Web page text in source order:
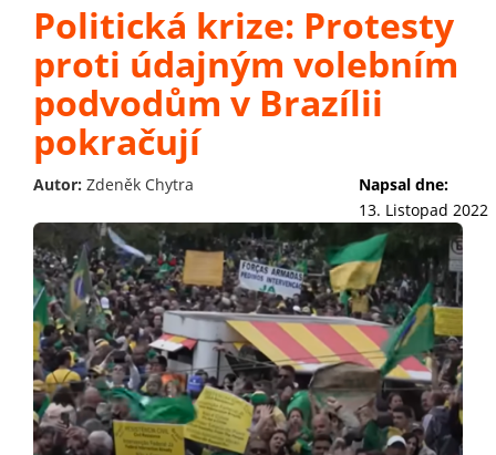
Politická krize: Protesty
proti údajným volebním
podvodům v Brazílii
pokračují
Autor: Zdeněk Chytra
Napsal dne:
13. Listopad 2022